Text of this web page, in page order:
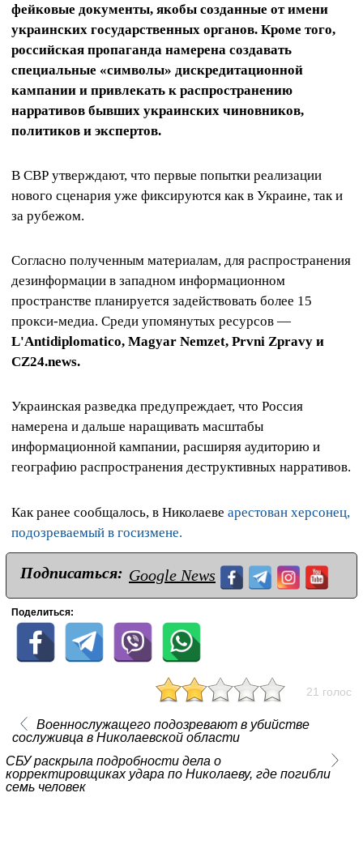
фейковые документы, якобы созданные от имени
украинских государственных органов. Кроме того,
российская пропаганда намерена создавать
специальные «символы» дискредитационной
кампании и привлекать к распространению
нарративов бывших украинских чиновников,
политиков и экспертов.
В СВР утверждают, что первые попытки реализации
нового сценария уже фиксируются как в Украине, так и
за рубежом.
Согласно полученным материалам, для распространения
дезинформации в западном информационном
пространстве планируется задействовать более 15
прокси-медиа. Среди упомянутых ресурсов —
L'Antidiplomatico, Magyar Nemzet, Prvni Zpravy и
CZ24.news.
Украинская разведка предупреждает, что Россия
намерена и дальше наращивать масштабы
информационной кампании, расширяя аудиторию и
географию распространения деструктивных нарративов.
Как ранее сообщалось, в Николаеве арестован херсонец,
подозреваемый в госизмене.
Подписаться: Google News
Поделиться:
21 голос
Военнослужащего подозревают в убийстве
сослуживца в Николаевской области
СБУ раскрыла подробности дела о
корректировщиках удара по Николаеву, где погибли
семь человек